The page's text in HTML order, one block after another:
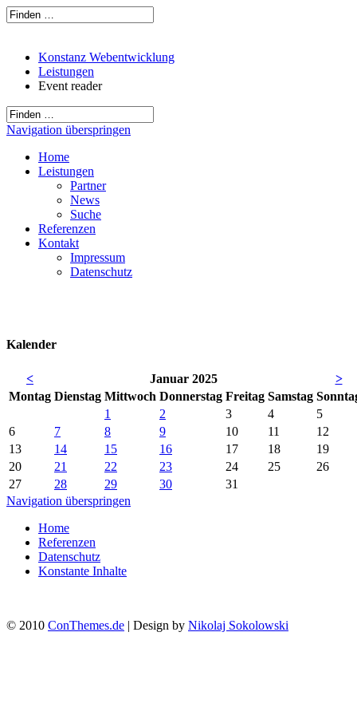
Konstanz Webentwicklung
Leistungen
Event reader
Navigation überspringen
Home
Leistungen
Partner
News
Suche
Referenzen
Kontakt
Impressum
Datenschutz
Kalender
< Januar 2025
>
Montag Dienstag Mittwoch Donnerstag Freitag Samstag So
1
2 3 4
5
6
7 8 9 10 11
12
13
14 15 16 17 18
19
20
21 22 23 24 25
26
27
28 29 30
31
Navigation überspringen
Home
Referenzen
Datenschutz
Konstante Inhalte
© 2010 ConThemes.de | Design by Nikolaj Sokolowski